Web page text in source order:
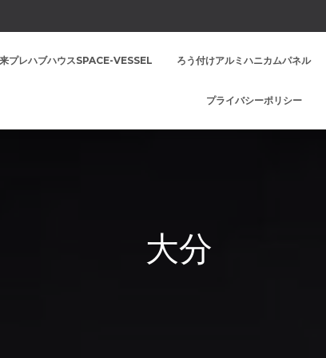
プレハブハウスSPACE-VESSEL ろう付けアルミハニカムパネル
プライバシーポリシー
大分